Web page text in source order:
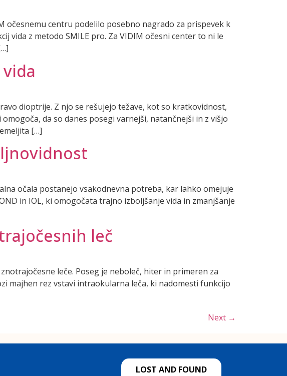
očesnemu centru podelilo posebno nagrado za prispevek k
vida z metodo SMILE pro. Za VIDIM očesni center to ni le
dioptrije. Z njo se rešujejo težave, kot so kratkovidnost,
da so danes posegi varnejši, natančnejši in z višjo
[…]
očala postanejo vsakodnevna potreba, kar lahko omejuje
in IOL, ki omogočata trajno izboljšanje vida in zmanjšanje
leč
leče. Poseg je neboleč, hiter in primeren za
majhen rez vstavi intraokularna leča, ki nadomesti funkcijo
Next →
LOST AND FOUND